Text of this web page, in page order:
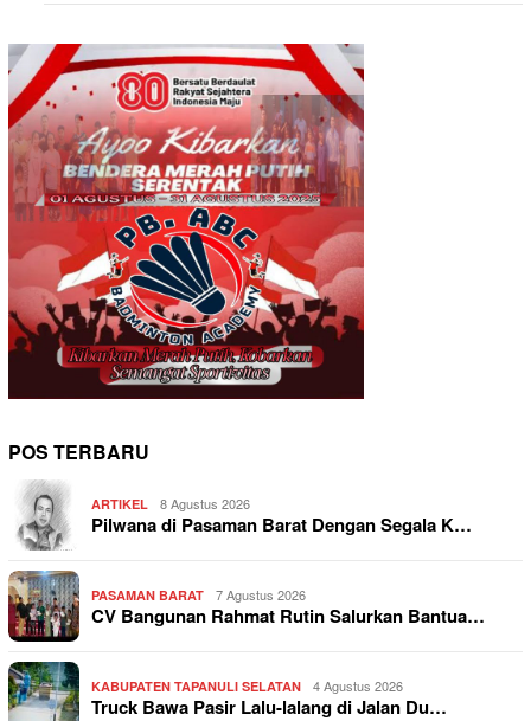
POS TERBARU
ARTIKEL 8 Agustus 2026
Pilwana di Pasaman Barat Dengan Segala K…
PASAMAN BARAT 7 Agustus 2026
CV Bangunan Rahmat Rutin Salurkan Bantua…
KABUPATEN TAPANULI SELATAN 4 Agustus 2026
Truck Bawa Pasir Lalu-lalang di Jalan Du…